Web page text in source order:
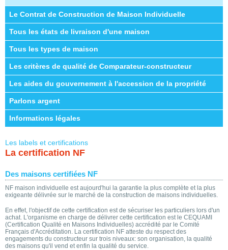
Le Contrat de Construction de Maison Individuelle
Tous les états de livraison d'une maison
Tous les types de maison
Les critères de qualité de Comparateur-constructeur
Les aides du gouvernement à l'accession de la propriété
Parlons argent
Informations légales
Les labels et certifications
La certification NF
Des maisons certifiées NF
NF maison individuelle est aujourd'hui la garantie la plus complète et la plus
exigeante délivrée sur le marché de la construction de maisons individuelles.
En effet, l'objectif de cette certification est de sécuriser les particuliers lors d'un
achat. L'organisme en charge de délivrer cette certification est le CEQUAMI
(Certification Qualité en Maisons Individuelles) accrédité par le Comité
Français d'Accréditation. La certification NF atteste du respect des
engagements du constructeur sur trois niveaux: son organisation, la qualité
des maisons qu'il vend et enfin la qualité du service.